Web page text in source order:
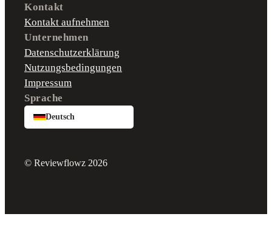
Kontakt
Kontakt aufnehmen
Unternehmen
Datenschutzerklärung
Nutzungsbedingungen
Impressum
Sprache
Deutsch
© Reviewflowz 2026